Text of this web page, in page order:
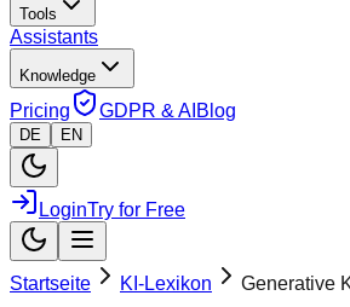
Tools
Assistants
Knowledge
Pricing GDPR & AI Blog
DE EN
LoginTry for Free
Startseite KI-Lexikon Generative